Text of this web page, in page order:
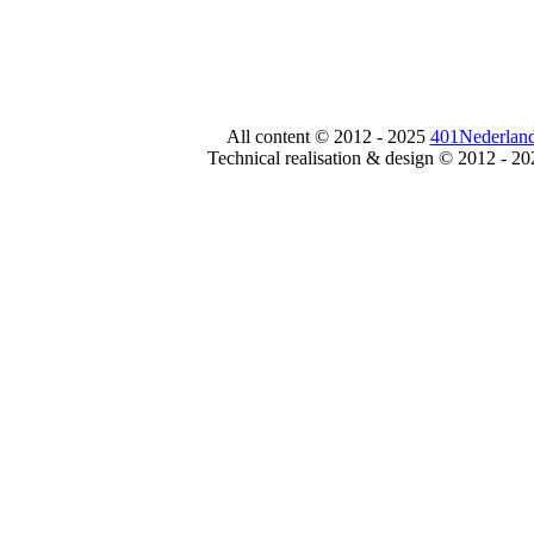
All content © 2012 - 2025
Technical realisation & design © 2012 -